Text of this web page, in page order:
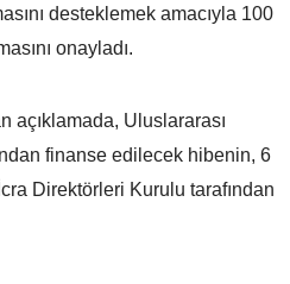
desteklemek amacıyla 100
onayladı.
açıklamada, Uluslararası
finanse edilecek hibenin, 6
Direktörleri Kurulu tarafından